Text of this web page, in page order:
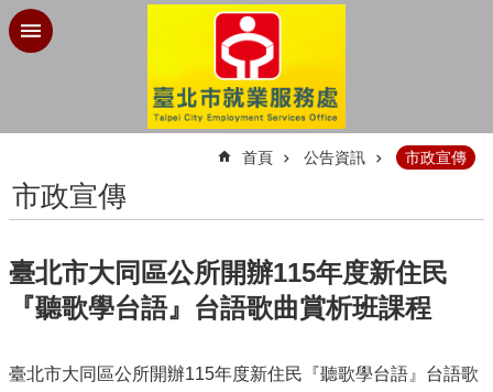
跳到主要內容區塊
首頁 公告資訊 市政宣傳
市政宣傳
臺北市大同區公所開辦115年度新住民
『聽歌學台語』台語歌曲賞析班課程
臺北市大同區公所開辦115年度新住民『聽歌學台語』台語歌